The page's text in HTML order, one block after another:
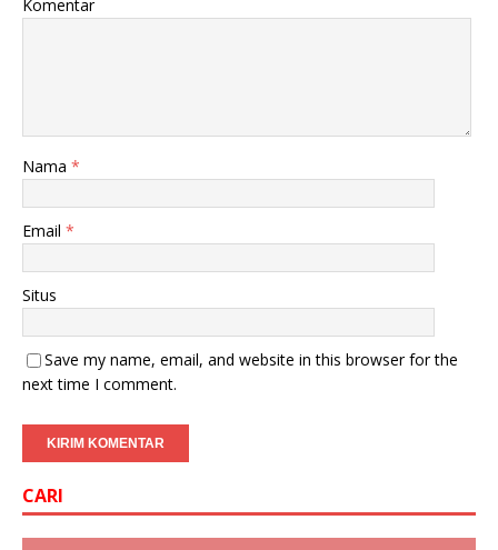
Komentar
Nama *
Email *
Situs
Save my name, email, and website in this browser for the
next time I comment.
CARI